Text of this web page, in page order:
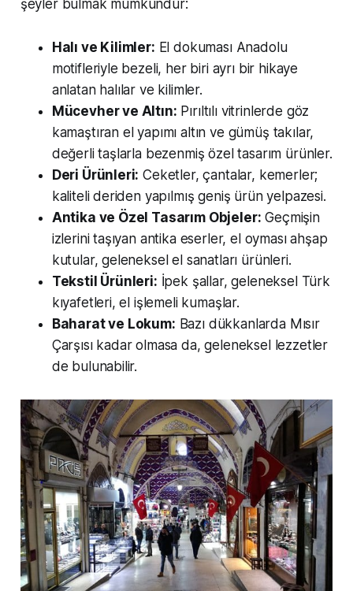
şeyler bulmak mümkündür:
Halı ve Kilimler: El dokuması Anadolu
motifleriyle bezeli, her biri ayrı bir hikaye
anlatan halılar ve kilimler.
Mücevher ve Altın: Pırıltılı vitrinlerde göz
kamaştıran el yapımı altın ve gümüş takılar,
değerli taşlarla bezenmiş özel tasarım ürünler.
Deri Ürünleri: Ceketler, çantalar, kemerler;
kaliteli deriden yapılmış geniş ürün yelpazesi.
Antika ve Özel Tasarım Objeler: Geçmişin
izlerini taşıyan antika eserler, el oyması ahşap
kutular, geleneksel el sanatları ürünleri.
Tekstil Ürünleri: İpek şallar, geleneksel Türk
kıyafetleri, el işlemeli kumaşlar.
Baharat ve Lokum: Bazı dükkanlarda Mısır
Çarşısı kadar olmasa da, geleneksel lezzetler
de bulunabilir.